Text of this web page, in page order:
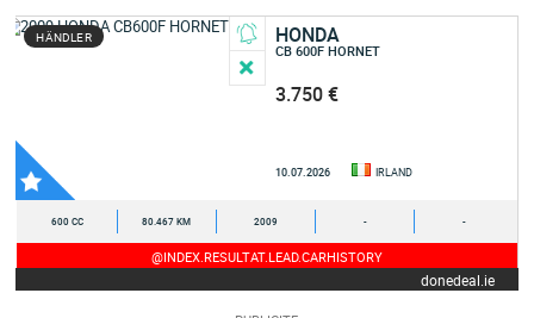
HÄNDLER HONDA
CB 600F HORNET
3.750 €
10.07.2026 IRLAND
600 CC 80.467 KM 2009 - -
@INDEX.RESULTAT.LEAD.CARHISTORY
donedeal.ie